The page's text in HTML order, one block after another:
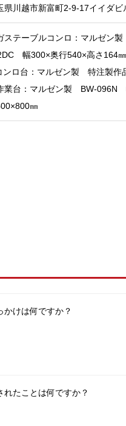
県川越市新富町2-9-17イイダビ
テーブルコンロ：マルゼン
幅300×奥行540×高さ164㎜
ロ台：マルゼン製 特注製作
業台：マルゼン製 BW-096N
㎜
けは何ですか？
たことは何ですか？